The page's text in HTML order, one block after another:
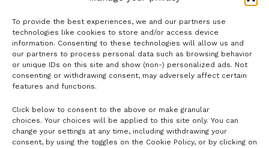
To provide the best experiences, we and our partners use
technologies like cookies to store and/or access device
information. Consenting to these technologies will allow us and
our partners to process personal data such as browsing behavior
or unique IDs on this site and show (non-) personalized ads. Not
consenting or withdrawing consent, may adversely affect certain
features and functions.
Click below to consent to the above or make granular
choices. Your choices will be applied to this site only. You can
change your settings at any time, including withdrawing your
consent, by using the toggles on the Cookie Policy, or by clicking on
- H I R D E T É S -